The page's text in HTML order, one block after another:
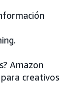
Amazon
creativos